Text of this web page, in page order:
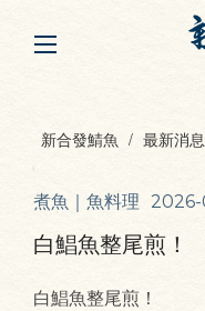
新合發鯖魚 最新消息
煮魚｜魚料理
白鯧魚整尾煎！
白鯧魚整尾煎！